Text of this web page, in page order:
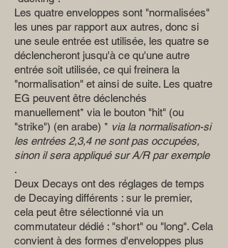
Les quatre enveloppes sont "normalisées"
les unes par rapport aux autres, donc si
une seule entrée est utilisée, les quatre se
déclencheront jusqu'à ce qu'une autre
entrée soit utilisée, ce qui freinera la
"normalisation" et ainsi de suite. Les quatre
EG peuvent être déclenchés
manuellement* via le bouton "hit" (ou
"strike") (en arabe) * via la normalisation-si
les entrées 2,3,4 ne sont pas occupées,
sinon il sera appliqué sur A/R par exemple
.
Deux Decays ont des réglages de temps
de Decaying différents : sur le premier,
cela peut être sélectionné via un
commutateur dédié : "short" ou "long". Cela
convient à des formes d'enveloppes plus